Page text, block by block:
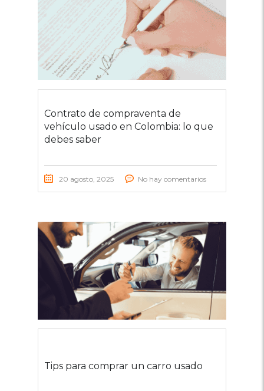
Contrato de compraventa de
vehículo usado en Colombia: lo que
debes saber
20 agosto, 2025 No hay comentarios
Tips para comprar un carro usado